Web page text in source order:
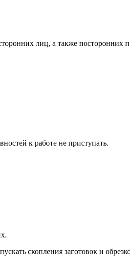
лиц, а также посторонних
к работе не приступать.
скопления заготовок и